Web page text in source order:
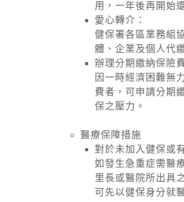
用，一年後再開始
愛心轉介：
健保署各區業務組
體、企業及個人代
辦理分期繳納保險費
因一時經濟困難無
費者，可申請分期
保之壓力。
醫療保障措施
對於未加入健保或
如發生急重症需醫
里長或醫院所出具
可先以健保身分就